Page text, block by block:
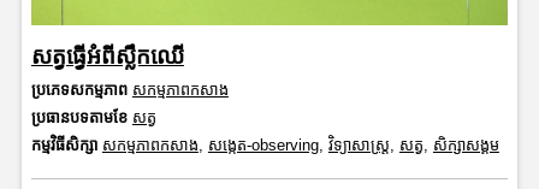
សត្វធ្វើអំពីស្លឹកឈើ
ប្រភេទសកម្មភាព សកម្មភាពកសាង
ប្រធានបទតាមខែ សត្វ
កម្មវិធីសិក្សា សកម្មភាពកសាង សង្កេត-observing, វិទ្យាសាស្រ្ត សត្វ សិក្សាសង្គម